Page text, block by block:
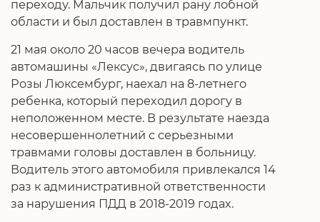
переходу. Мальчик получил рану лобной
области и был доставлен в травмпункт.
21 мая около 20 часов вечера водитель
автомашины «Лексус», двигаясь по улице
Розы Люксембург, наехал на 8-летнего
ребенка, который переходил дорогу в
неположенном месте. В результате наезда
несовершеннолетний с серьезными
травмами головы доставлен в больницу.
Водитель этого автомобиля привлекался 14
раз к административной ответственности
за нарушения ПДД в 2018-2019 годах.